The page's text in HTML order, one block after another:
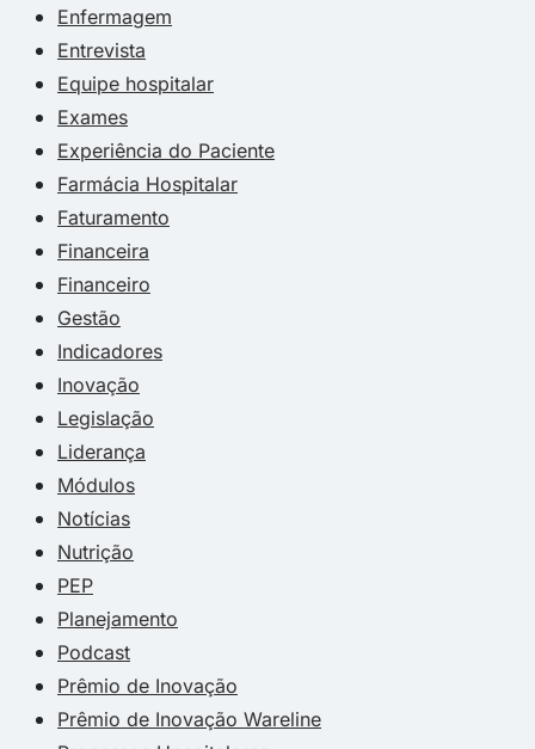
Enfermagem
Entrevista
Equipe hospitalar
Exames
Experiência do Paciente
Farmácia Hospitalar
Faturamento
Financeira
Financeiro
Gestão
Indicadores
Inovação
Legislação
Liderança
Módulos
Notícias
Nutrição
PEP
Planejamento
Podcast
Prêmio de Inovação
Prêmio de Inovação Wareline